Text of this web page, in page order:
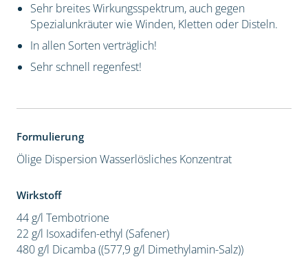
Sehr breites Wirkungsspektrum, auch gegen
Spezialunkräuter wie Winden, Kletten oder Disteln.
In allen Sorten verträglich!
Sehr schnell regenfest!
Formulierung
Ölige DispersionWasserlösliches Konzentrat
Wirkstoff
44 g/l Tembotrione
22 g/l Isoxadifen-ethyl (Safener)
480 g/l Dicamba ((577,9 g/l Dimethylamin-Salz))